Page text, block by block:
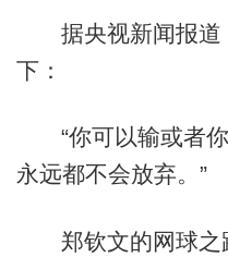
据央视新闻报
下：
“你可以输或者
永远都不会放弃。”
郑钦文的网球